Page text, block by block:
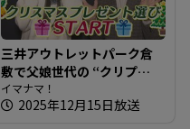
三井アウトレットパーク倉
敷で父娘世代の “クリプ
レ”探し【街ネタ知りたガー
ル】
イマナマ！
2025年12月15日放送